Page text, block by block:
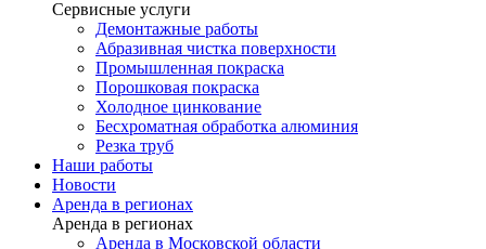
Сервисные услуги
Демонтажные работы
Абразивная чистка поверхности
Промышленная покраска
Порошковая покраска
Холодное цинкование
Бесхроматная обработка алюминия
Резка труб
Наши работы
Новости
Аренда в регионах
Аренда в регионах
Аренда в Московской области